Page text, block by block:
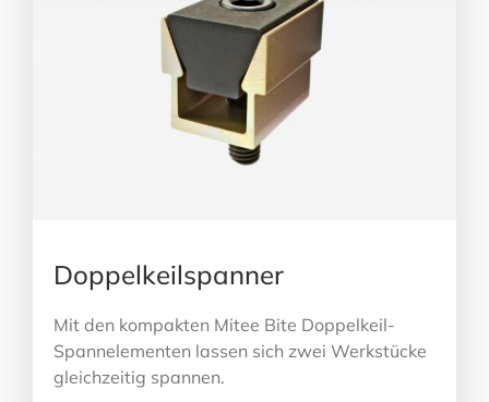
Doppelkeilspanner
Mit den kompakten Mitee Bite Doppelkeil-
Spannelementen lassen sich zwei Werkstücke
gleichzeitig spannen.